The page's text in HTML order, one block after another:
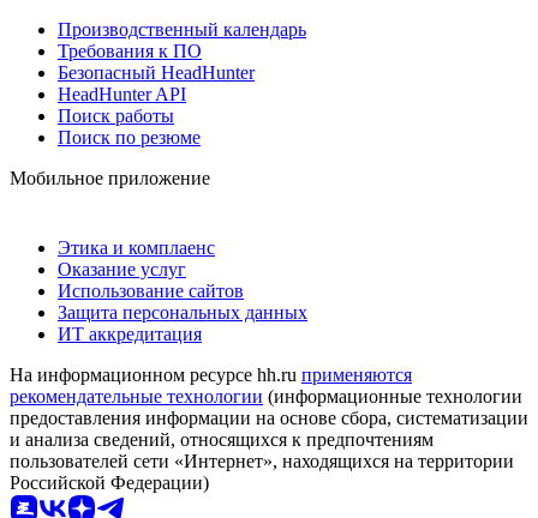
Производственный календарь
Требования к ПО
Безопасный HeadHunter
HeadHunter API
Поиск работы
Поиск по резюме
Мобильное приложение
Этика и комплаенс
Оказание услуг
Использование сайтов
Защита персональных данных
ИТ аккредитация
На информационном ресурсе hh.ru применяются
рекомендательные технологии (информационные технологии
предоставления информации на основе сбора, систематизации
и анализа сведений, относящихся к предпочтениям
пользователей сети «Интернет», находящихся на территории
Российской Федерации)